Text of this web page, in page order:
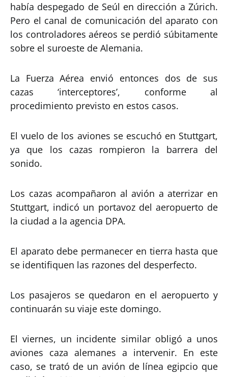
había despegado de Seúl en dirección a Zúrich.
Pero el canal de comunicación del aparato con
los controladores aéreos se perdió súbitamente
sobre el suroeste de Alemania.
La Fuerza Aérea envió entonces dos de sus
cazas ‘interceptores’, conforme al
procedimiento previsto en estos casos.
El vuelo de los aviones se escuchó en Stuttgart,
ya que los cazas rompieron la barrera del
sonido.
Los cazas acompañaron al avión a aterrizar en
Stuttgart, indicó un portavoz del aeropuerto de
la ciudad a la agencia DPA.
El aparato debe permanecer en tierra hasta que
se identifiquen las razones del desperfecto.
Los pasajeros se quedaron en el aeropuerto y
continuarán su viaje este domingo.
El viernes, un incidente similar obligó a unos
aviones caza alemanes a intervenir. En este
caso, se trató de un avión de línea egipcio que